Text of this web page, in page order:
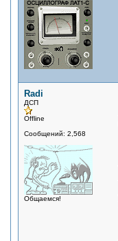
Radi
ДСП
Offline
Сообщений: 2,568
Общаемся!